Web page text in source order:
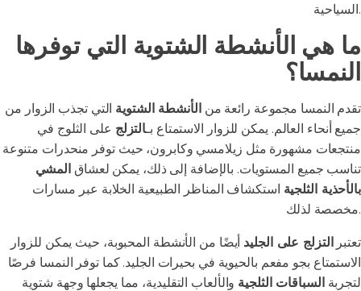
السياحية.
ما هي الأنشطة الشتوية التي توفرها
النمسا؟
تقدم النمسا مجموعة رائعة من الأنشطة الشتوية التي تجذب الزوار من
جميع أنحاء العالم. يمكن للزوار الاستمتاع بـالتزلج على الثلوج في
منتجعات مشهورة مثل زيلامسي وكابرون، حيث توفر منحدرات متنوعة
تناسب جميع المستويات. بالإضافة إلى ذلك، يمكن لعشاق المشي
بالأحذية الثلجية استكشاف المناظر الطبيعية الخلابة عبر مسارات
مخصصة لذلك.
تعتبر التزلج على الجليد أيضًا من الأنشطة المحبوبة، حيث يمكن للزوار
الاستمتاع بجو مفعم بالحيوية في بحيرات الجليد. كما توفر النمسا فرصًا
لتجربة السباقات الثلجية والألعاب التقليدية، مما يجعلها وجهة شتوية